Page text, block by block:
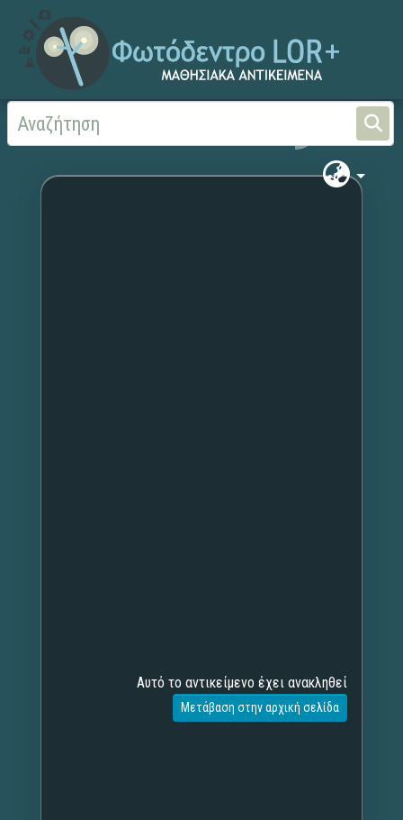
Αρχική Χωρίς τίτλο
Αυτό το αντικείμενο έχει ανακληθεί
Μετάβαση στην αρχική σελίδα